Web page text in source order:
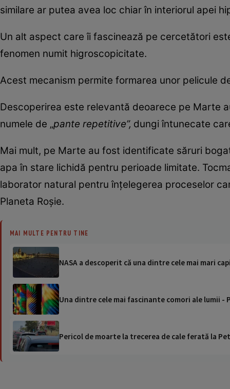
similare ar putea avea loc chiar în interiorul apei
Un alt aspect care îi fascinează pe cercetători
fenomen numit higroscopicitate.
Acest mecanism permite formarea unor pelicule
Descoperirea este relevantă deoarece pe Marte
numele de „pante repetitive”, dungi întunecate
Mai mult, pe Marte au fost identificate săruri
apa în stare lichidă pentru perioade limitate.
laborator natural pentru înțelegerea proceselor
Planeta Roșie.
MAI MULTE PENTRU TINE
NASA a descoperit că una dintre cele mai mari
Una dintre cele mai fascinante comori ale lumii -
Pericol de moarte la trecerea de cale ferată la